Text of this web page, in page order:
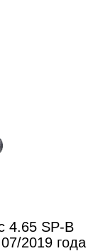
4.65 SP-B
2019 года